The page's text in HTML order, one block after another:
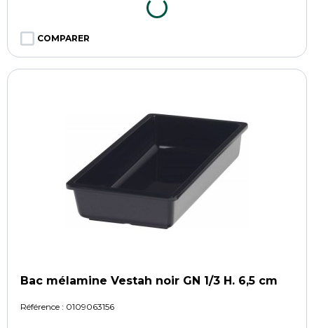
COMPARER
Bac mélamine Vestah noir GN 1/3 H. 6,5 cm
Référence : 0109063156